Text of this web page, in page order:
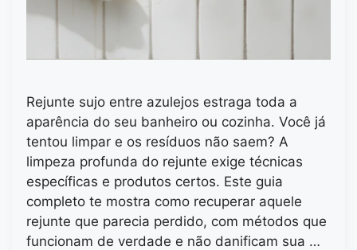
Rejunte sujo entre azulejos estraga toda a
aparência do seu banheiro ou cozinha. Você já
tentou limpar e os resíduos não saem? A
limpeza profunda do rejunte exige técnicas
específicas e produtos certos. Este guia
completo te mostra como recuperar aquele
rejunte que parecia perdido, com métodos que
funcionam de verdade e não danificam sua …